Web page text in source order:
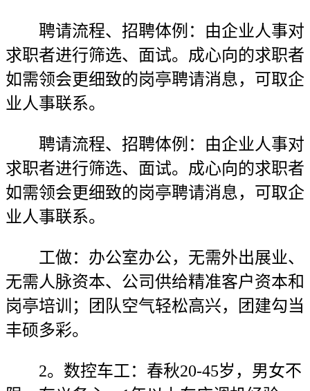
聘请流程、招聘体例：由企业人事对
求职者进行筛选、面试。成心向的求职者
如需领会更细致的岗亭聘请消息，可取企
业人事联系。
聘请流程、招聘体例：由企业人事对
求职者进行筛选、面试。成心向的求职者
如需领会更细致的岗亭聘请消息，可取企
业人事联系。
工做：办公室办公，无需外出展业、
无需人脉资本、公司供给精准客户资本和
岗亭培训；团队空气轻松高兴，团建勾当
丰硕多彩。
2。数控车工：春秋20-45岁，男女不